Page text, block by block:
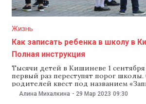
Жизнь
Как записать ребенка в школу в
Полная инструкция
Тысячи детей в Кишиневе 1 сентября
первый раз переступят порог
родителей квест под названием
школу» начнется 3 апреля: именно
онлайн-запись на муниципальном
Алина Михалкина - 29 Мар 2023 09:30